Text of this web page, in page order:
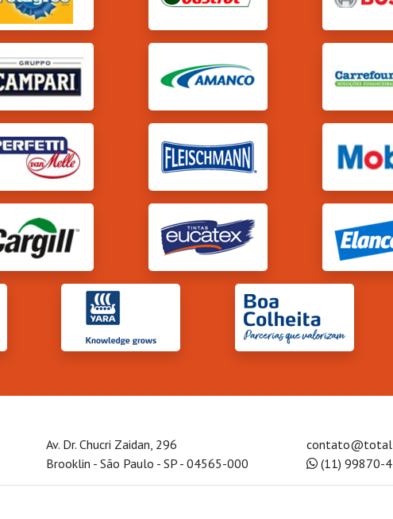
Av. Dr. Chucri Zaidan, 296
Brooklin - São Paulo - SP - 04565-000
(11) 99870-